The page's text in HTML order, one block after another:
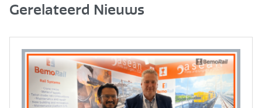
Gerelateerd Nieuws